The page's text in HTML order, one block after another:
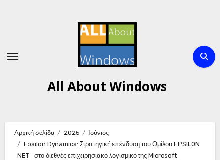
All About Windows
Αρχική σελίδα 2025
Ιούνιος
Epsilon Dynamics: Στρατηγική επένδυση του Ομίλου EPSILON
NET στο διεθνές επιχειρησιακό λογισμικό της Microsoft